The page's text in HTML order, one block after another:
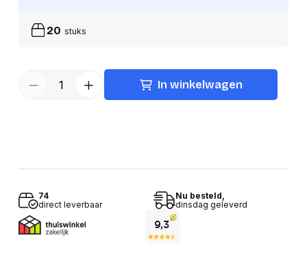
20 stuks
In winkelwagen
74
direct leverbaar
Nu besteld,
dinsdag geleverd